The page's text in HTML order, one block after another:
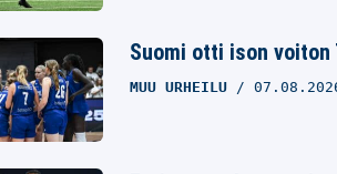
Suomi otti ison
MUU URHEILU